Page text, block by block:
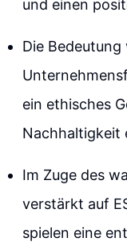
und einen
Die
ein ethisches
Nachhaltigkeit
Im Zuge des
verstärkt auf
spielen eine